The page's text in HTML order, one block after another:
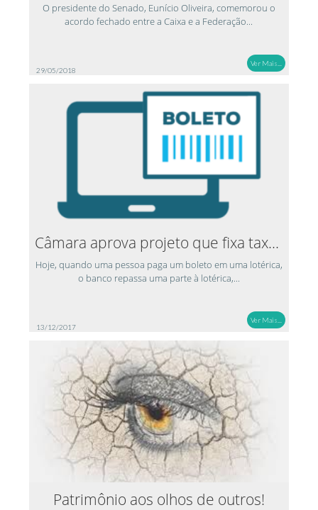
O presidente do Senado, Eunício Oliveira, comemorou o
acordo fechado entre a Caixa e a Federação...
29/05/2018
Ver Mais...
Câmara aprova projeto que fixa taxa a ser...
Hoje, quando uma pessoa paga um boleto em uma lotérica,
o banco repassa uma parte à lotérica,...
13/12/2017
Ver Mais...
Patrimônio aos olhos de outros!